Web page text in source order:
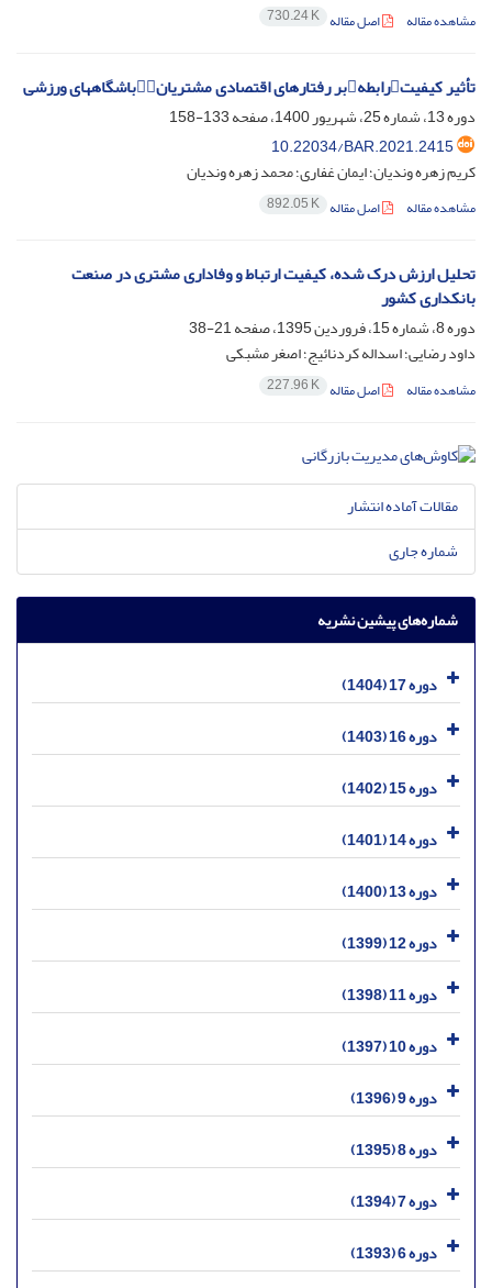
مشاهده مقاله اصل مقاله 730.24 K
تأثیر کیفیترابطهبر رفتارهای اقتصادی مشتریانباشگاههای ورزشی
دوره 13، شماره 25، شهریور 1400، صفحه
133-158
10.22034/BAR.2021.2415
کریم زهره وندیان؛ ایمان غفاری؛ محمد زهره وندیان
مشاهده مقاله اصل مقاله 892.05 K
تحلیل ارزش درک شده، کیفیت ارتباط و وفاداری مشتری در صنعت
بانکداری کشور
دوره 8، شماره 15، فروردین 1395، صفحه
21-38
داود رضایی؛ اسداله کردنائیج؛ اصغر مشبکی
مشاهده مقاله اصل مقاله 227.96 K
مقالات آماده انتشار
شماره جاری
شماره‌های پیشین نشریه
دوره 17 (1404)
دوره 16 (1403)
دوره 15 (1402)
دوره 14 (1401)
دوره 13 (1400)
دوره 12 (1399)
دوره 11 (1398)
دوره 10 (1397)
دوره 9 (1396)
دوره 8 (1395)
دوره 7 (1394)
دوره 6 (1393)